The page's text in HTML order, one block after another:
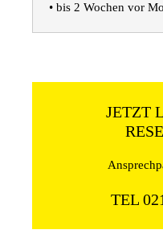
• bis 2 Wochen vor
JETZT
TEL